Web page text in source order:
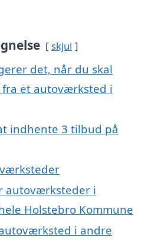
skjul
det, når du skal
et autoværksted i
indhente 3 tilbud på
autoværksteder i
Holstebro Kommune
i andre